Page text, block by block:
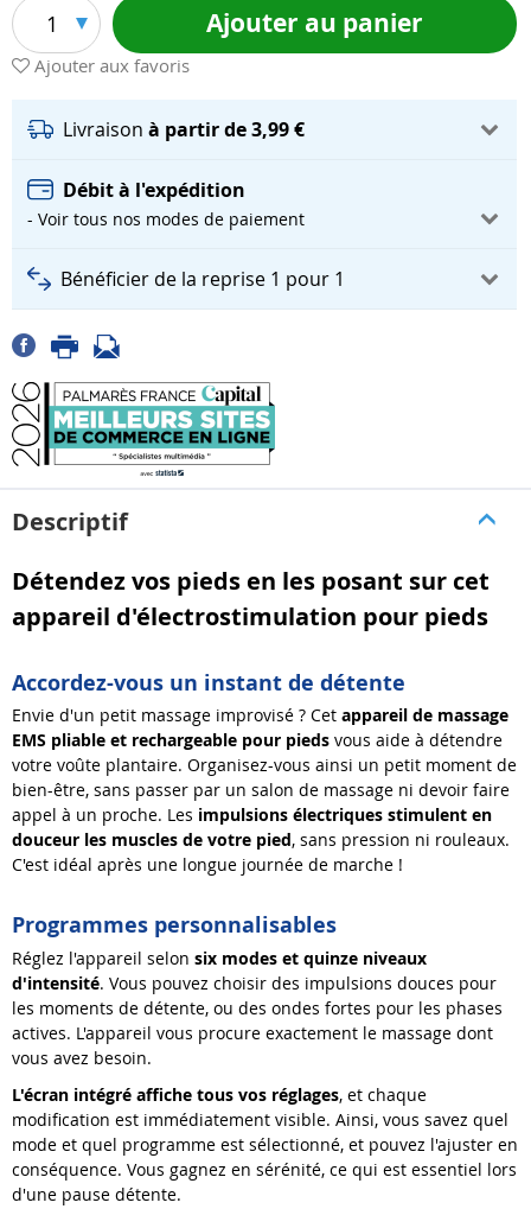
1 Ajouter au panier
Ajouter aux favoris
Livraison à partir de 3,99 €
Débit à l'expédition
- Voir tous nos modes de paiement
Bénéficier de la reprise 1 pour 1
Descriptif
Détendez vos pieds en les posant sur cet
appareil d'électrostimulation pour pieds
Accordez-vous un instant de détente
Envie d'un petit massage improvisé ? Cet appareil de massage
EMS pliable et rechargeable pour pieds vous aide à détendre
votre voûte plantaire. Organisez-vous ainsi un petit moment de
bien-être, sans passer par un salon de massage ni devoir faire
appel à un proche. Les impulsions électriques stimulent en
douceur les muscles de votre pied, sans pression ni rouleaux.
C'est idéal après une longue journée de marche !
Programmes personnalisables
Réglez l'appareil selon six modes et quinze niveaux
d'intensité. Vous pouvez choisir des impulsions douces pour
les moments de détente, ou des ondes fortes pour les phases
actives. L'appareil vous procure exactement le massage dont
vous avez besoin.
L'écran intégré affiche tous vos réglages, et chaque
modification est immédiatement visible. Ainsi, vous savez quel
mode et quel programme est sélectionné, et pouvez l'ajuster en
conséquence. Vous gagnez en sérénité, ce qui est essentiel lors
d'une pause détente.